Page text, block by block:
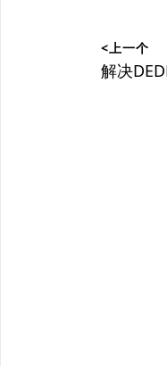
章
<上一个
上
解决